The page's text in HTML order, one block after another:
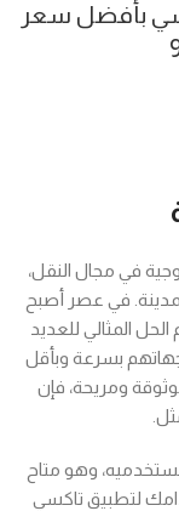
بأفضل سعر
في مجال النقل،
في عصر أصبح
المثالي للعديد
بسرعة وبأقل
ومريحة، فإن
وهو متاح
لتطبيق تاكسي